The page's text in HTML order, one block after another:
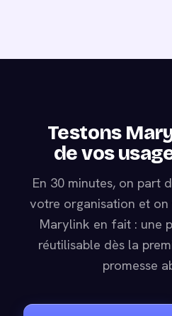
Testons
de vos
En 30 minutes, on part
votre organisation et
Marylink en fait : une
réutilisable dès la
promesse